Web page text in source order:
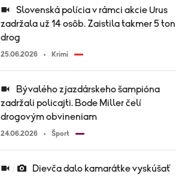
zadržala už 14 osôb. Zaistila takmer 5 ton
drog
25.06.2026 Krimi
zadržali policajti. Bode Miller čelí
drogovým obvineniam
24.06.2026 Šport